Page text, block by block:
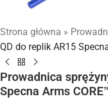
Strona główna »
QD do replik AR15
Prowadnica
Specna Arms